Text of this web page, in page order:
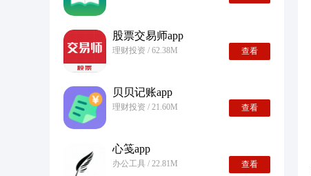
股票交易师app
理财投资 / 62.38M 查看
贝贝记账app
理财投资 / 21.60M 查看
心笺app
办公工具 / 22.81M 查看